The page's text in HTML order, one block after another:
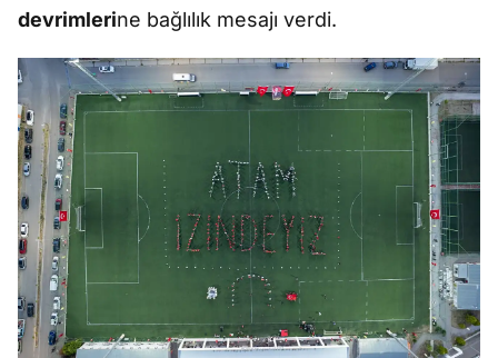
devrimlerine bağlılık mesajı verdi.